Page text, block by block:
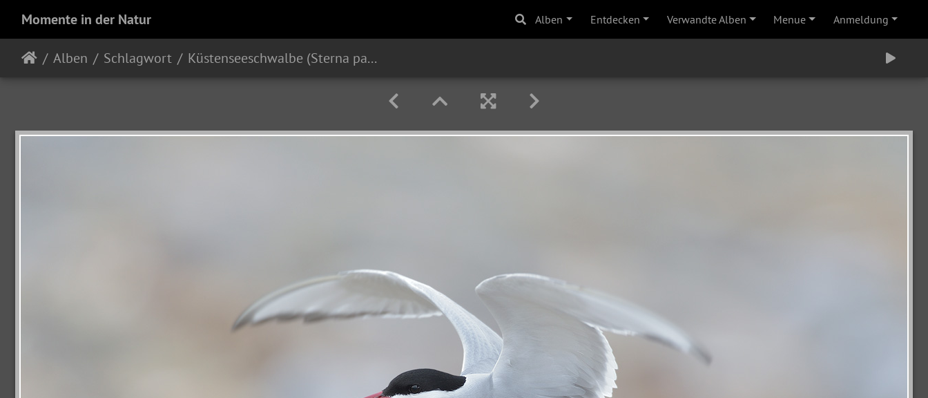
Momente in der Natur Alben Entdecken Verwandte Alben Menue Anmeldung
Alben Schlagwort Küstenseeschwalbe (Sterna paradisaea)